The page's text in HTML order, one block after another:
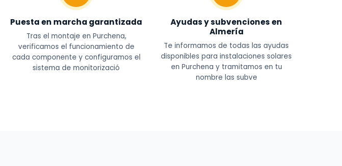
Puesta en marcha garantizada
Tras el montaje en Purchena,
verificamos el funcionamiento de
cada componente y configuramos el
sistema de monitorizació
Ayudas y subvenciones en
Almería
Te informamos de todas las ayudas
disponibles para instalaciones solares
en Purchena y tramitamos en tu
nombre las subve